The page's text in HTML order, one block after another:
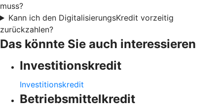
muss?
Kann ich den DigitalisierungsKredit vorzeitig
zurückzahlen?
Das könnte Sie auch interessieren
Investitionskredit
Investitionskredit
Betriebsmittelkredit